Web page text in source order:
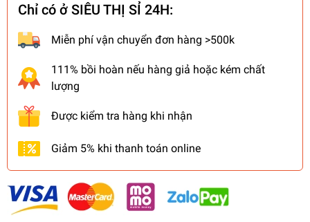
Chỉ có ở SIÊU THỊ SỈ 24H:
Miễn phí vận chuyển đơn hàng >500k
111% bồi hoàn nếu hàng giả hoặc kém chất
lượng
Được kiểm tra hàng khi nhận
Giảm 5% khi thanh toán online